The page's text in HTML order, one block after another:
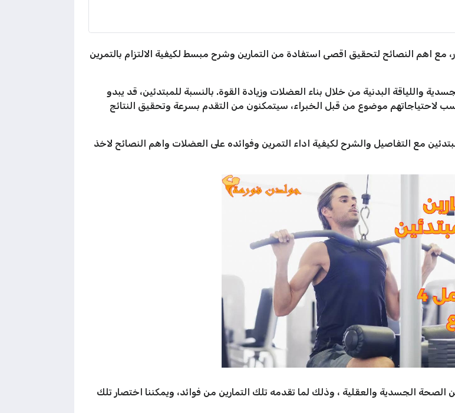
اهم النصائح لتحقيق اقصى استفادة من التمارين وشرح مبسط لكيفية الالتزام بالتمرين
واللياقة البدنية من خلال بناء العضلات وزيادة القوة. بالنسبة للمبتدئين، قد يبدو
لاحتياجاتهم موضوع من قبل الخبراء، سيتمكنون من التقدم بسرعة وتحقيق النتائج
مع التفاصيل والشرح لكيفية اداء التمرين وفوائده على العضلات واهم النصائح لاخذ
الجسدية والعقلية ، وذلك لما تقدمه تلك التمارين من فوائد، ويمكننا اختصار تلك